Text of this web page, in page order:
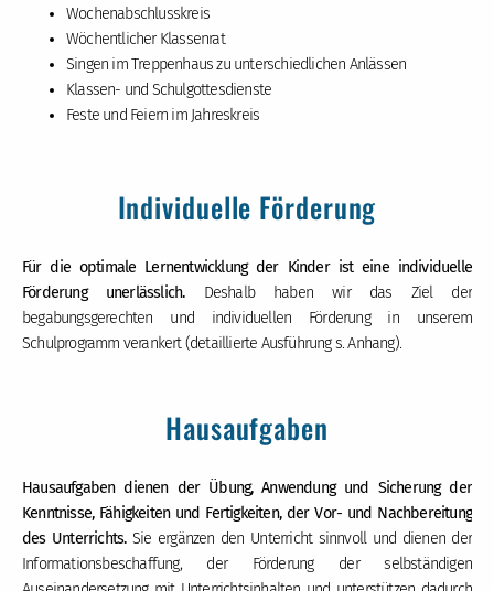
Wochenabschlusskreis
Wöchentlicher Klassenrat
Singen im Treppenhaus zu unterschiedlichen Anlässen
Klassen- und Schulgottesdienste
Feste und Feiern im Jahreskreis
Individuelle Förderung
Für die optimale Lernentwicklung der Kinder ist eine individuelle
Förderung unerlässlich.Deshalb haben wir das Ziel der
begabungsgerechten und individuellen Förderung in unserem
Schulprogramm verankert (detaillierte Ausführung s. Anhang).
Hausaufgaben
Hausaufgaben dienen der Übung, Anwendung und Sicherung der
Kenntnisse, Fähigkeiten und Fertigkeiten, der Vor- und Nachbereitung
des Unterrichts. Sie ergänzen den Unterricht sinnvoll und dienen der
Informationsbeschaffung, der Förderung der selbständigen